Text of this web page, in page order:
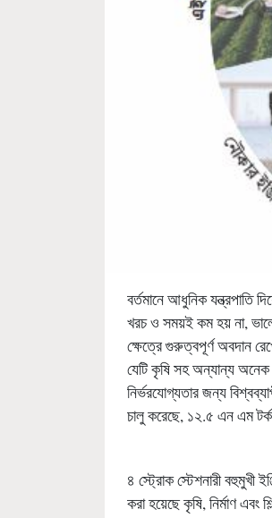
বর্তমানে আধুনিক যন্ত্রপাতি
খরচ ও সময়ই কম হয় না,
ক্ষেত্রে গুরুত্বপূর্ণ অবদান
যেটি কৃষি সহ অন্যান্য অনেক
নির্ভরযোগ্যতার জন্য
চালু করেছে, ১২.৫ এন এম
৪ স্ট্রোক স্টেশনারী
করা হয়েছে কৃষি, নির্মাণ